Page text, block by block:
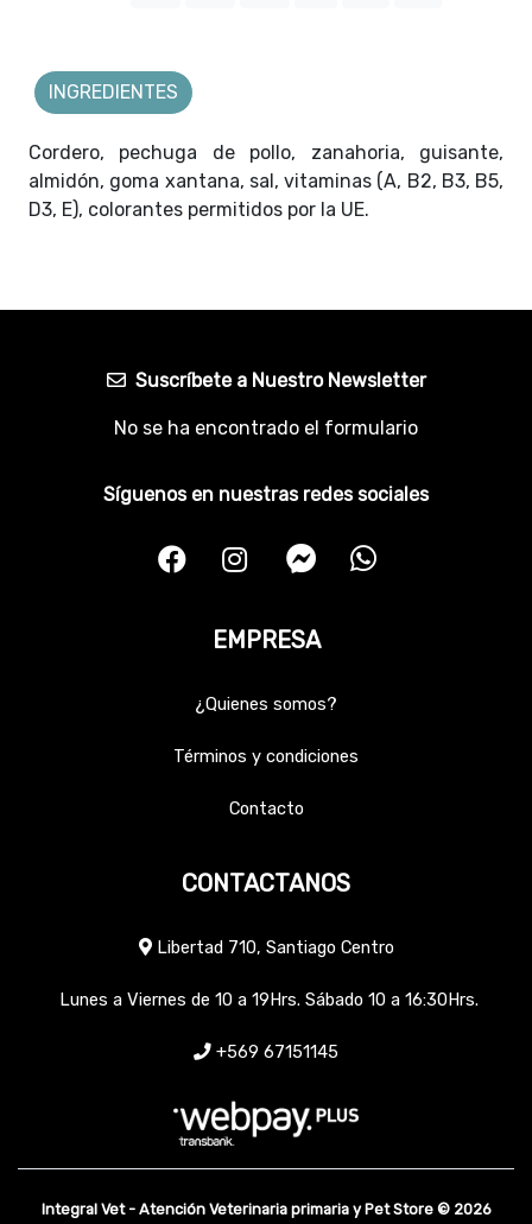
Cordero, pechuga de pollo, zanahoria, guisante,
almidón, goma xantana, sal, vitaminas (A, B2, B3, B5,
D3, E), colorantes permitidos por la UE.
INGREDIENTES
Suscríbete a Nuestro Newsletter
No se ha encontrado el formulario
Síguenos en nuestras redes sociales
EMPRESA
¿Quienes somos?
Términos y condiciones
Contacto
CONTACTANOS
Libertad 710, Santiago Centro
Lunes a Viernes de 10 a 19Hrs. Sábado 10 a 16:30Hrs.
+569 67151145
Integral Vet - Atención Veterinaria primaria y Pet Store © 2026